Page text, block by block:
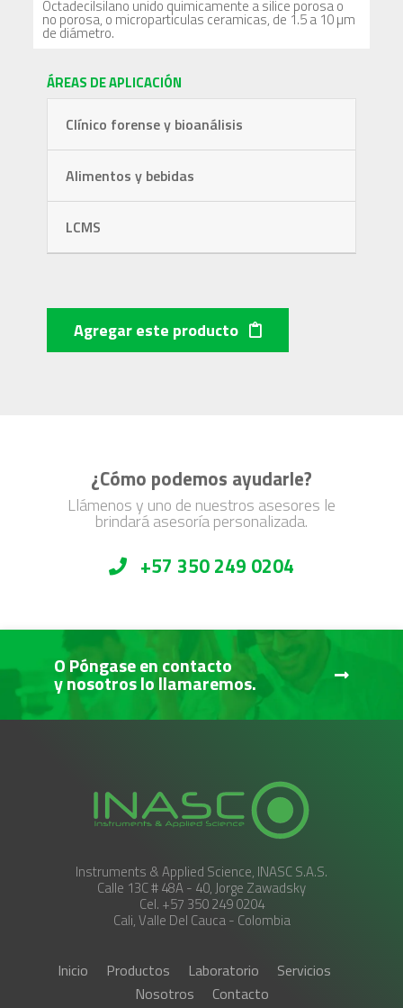
Octadecilsilano unido quimicamente a silice porosa o
no porosa, o microparticulas ceramicas, de 1.5 a 10 µm
de diámetro.
ÁREAS DE APLICACIÓN
Clínico forense y bioanálisis
Alimentos y bebidas
LCMS
Agregar este producto
¿Cómo podemos ayudarle?
Llámenos y uno de nuestros asesores le
brindará asesoría personalizada.
+57 350 249 0204
O Póngase en contacto
y nosotros lo llamaremos.
Instruments & Applied Science, INASC S.A.S.
Calle 13C # 48A - 40, Jorge Zawadsky
Cel. +57 350 249 0204
Cali, Valle Del Cauca - Colombia
Inicio Productos Laboratorio
Servicios
Nosotros
Contacto